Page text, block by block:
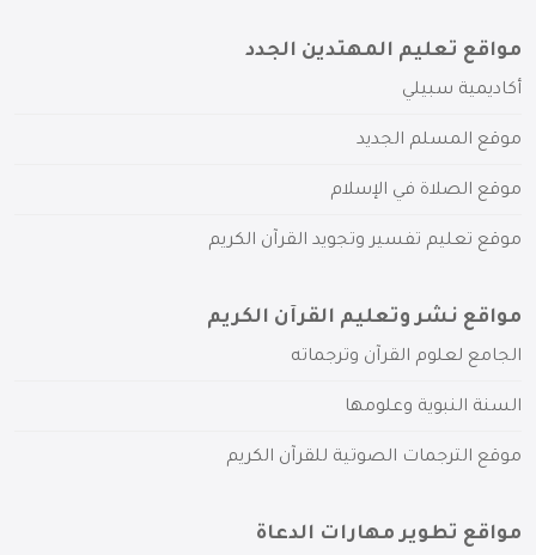
مواقع تعليم المهتدين الجدد
أكاديمية سبيلي
موقع المسلم الجديد
موقع الصلاة في الإسلام
موقع تعليم تفسير وتجويد القرآن الكريم
مواقع نشر وتعليم القرآن الكريم
الجامع لعلوم القرآن وترجماته
السنة النبوية وعلومها
موقع الترجمات الصوتية للقرآن الكريم
مواقع تطوير مهارات الدعاة